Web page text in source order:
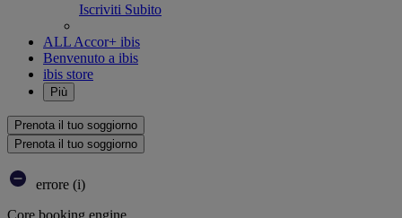
Iscriviti Subito
ALL Accor+ ibis
Benvenuto a ibis
ibis store
Più
Prenota il tuo soggiorno
Prenota il tuo soggiorno
errore (i)
Core booking engine